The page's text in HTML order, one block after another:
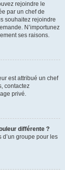
rejoindre le
par un chef de
souhaitez rejoindre
N’importunez
ses raisons.
est attribué un chef
contactez
privé.
différente ?
d’un groupe pour les